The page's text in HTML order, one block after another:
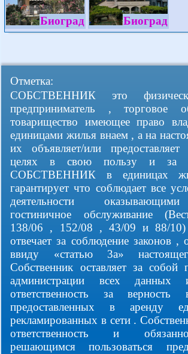
Биоград Биоград
Отметка:
СОБСТВЕННИК это
предприниматель , торговое
товарищество имеющее право
единицами жилья внаем , а на
их объявляет/или
целях в свою пользу и за
СОБСТВЕННИК в единицах
гарантирует что соблюдает все
деятельности
гостиничное обслуживание
138/06 , 152/08 , 43/09 и 88/10)
отвечает за соблюдение законов ,
ввиду «статью 3а»
Собственник оставляет за собой
администрации всех данных
ответственность за верность
предоставленных в аренду
рекламированных в сети .
ответственность и
решающимся пользоваться